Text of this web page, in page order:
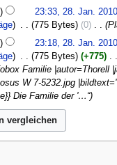
23:33, 28. Jan. 2010
775 Bytes 0 ‎
23:18, 28. Jan. 2010
775 Bytes +775 ‎
Familie |autor=Thorell
W 7-5232.jpg
Die Familie der '…“